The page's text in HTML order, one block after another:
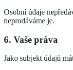
Osobní údaje
neprodáváme je.
6. Vaše práva
Jako subjekt údajů